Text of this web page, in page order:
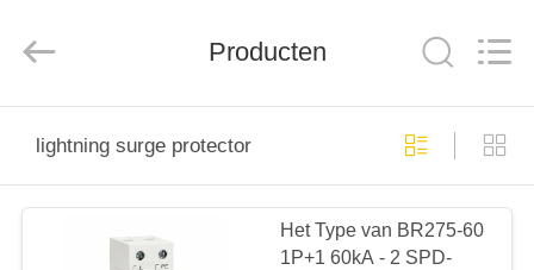
PRODUCTEN
Co.,
Reserved.
Producten
lightning surge protector
Het Type van BR275-60
1P+1 60kA - 2 SPD-